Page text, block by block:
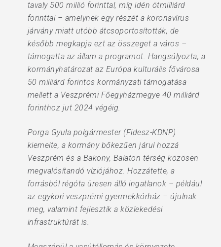
tavaly 500 millió forinttal, míg idén ötmilliárd
forinttal – amelynek egy részét a koronavírus-
járvány miatt utóbb átcsoportosították, de
később megkapja ezt az összeget a város –
támogatta az állam a programot. Hangsúlyozta, a
kormányhatározat az Európa kulturális fővárosa
50 milliárd forintos kormányzati támogatása
mellett a Veszprémi Főegyházmegye 40 milliárd
forinthoz jut 2024 végéig.
Porga Gyula polgármester (Fidesz-KDNP)
kiemelte, a kormány bőkezűen járul hozzá
Veszprém és a Bakony, Balaton térség közösen
megvalósítandó víziójához. Hozzátette, a
forrásból régóta üresen álló ingatlanok – például
az egykori veszprémi gyermekkórház – újulnak
meg, valamint fejlesztik a közlekedési
infrastruktúrát is.